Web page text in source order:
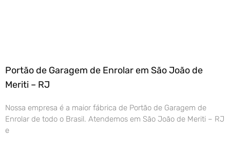
Portão de Garagem de Enrolar em São João de
Meriti – RJ
Nossa empresa é a maior fábrica de Portão de Garagem de
Enrolar de todo o Brasil. Atendemos em São João de Meriti – RJ
e